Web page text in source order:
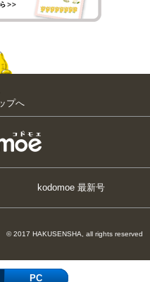
プへ
kodomoe 最新号
© 2017 HAKUSENSHA, all rights reserved
PC